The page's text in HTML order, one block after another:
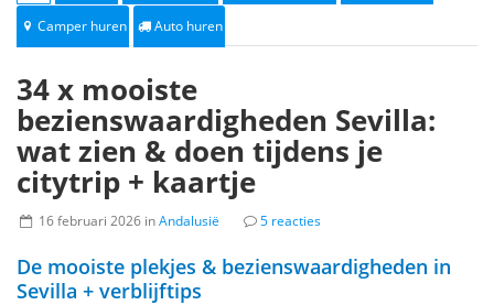
Camper huren Auto huren
34 x mooiste
bezienswaardigheden Sevilla:
wat zien & doen tijdens je
citytrip + kaartje
16 februari 2026 inAndalusië 5 reacties
De mooiste plekjes & bezienswaardigheden in
Sevilla + verblijftips